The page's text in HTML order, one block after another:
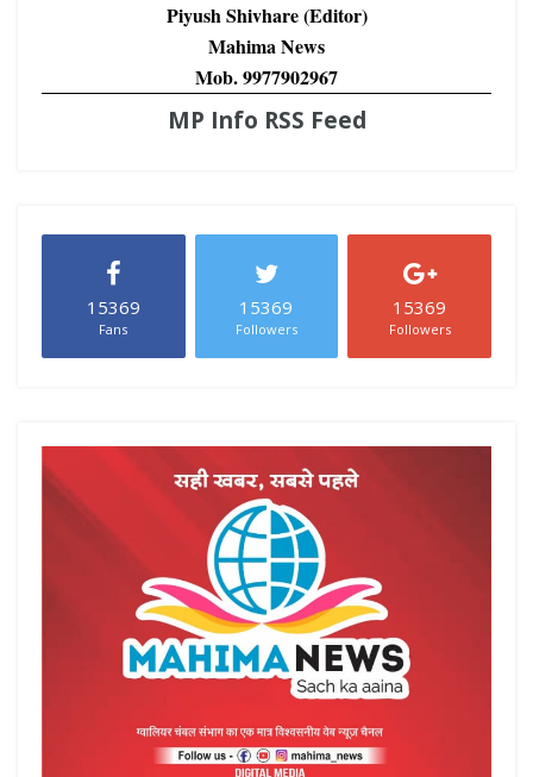
Piyush Shivhare (Editor)
Mahima News
Mob. 9977902967
MP Info RSS Feed
15369
Fans
15369
Followers
15369
Followers